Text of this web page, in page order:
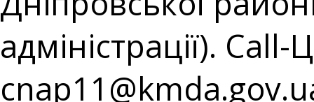
адміністрації).